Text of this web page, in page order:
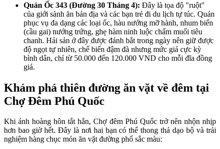
Quán Ốc 343 (Đường 30 Tháng 4): Đây là tọa độ "ruột"
của giới sành ăn bản địa và các bạn trẻ đi du lịch tự túc. Quán
phục vụ đa dạng các loại ốc, hàu nướng mỡ hành, nhum biển
(cầu gai) nướng trứng, ghẹ hàm ninh luộc chấm muối tiêu
chanh. Hải sản ở đây được đánh bắt trong ngày nên giữ được
độ ngọt tự nhiên, chế biến đậm đà nhưng mức giá cực kỳ
bình dân, chỉ từ 50.000 đến 120.000 VND cho mỗi đĩa đồng
giá.
Khám phá thiên đường ăn vặt về đêm tại
Chợ Đêm Phú Quốc
Khi ánh hoàng hôn tắt hẳn, Chợ đêm Phú Quốc trở nên nhộn nhịp
hơn bao giờ hết. Đây là nơi hai bạn có thể thong thả dạo bộ và trải
nghiệm hàng chục món ăn vặt đường phố sắc màu: